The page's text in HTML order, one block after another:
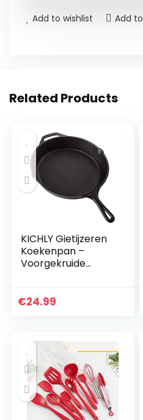
Add to wishlist Add
Related Products
KICHLY Gietijzeren
Koekenpan –
Voorgekruide
Kookgerei –
€24.99